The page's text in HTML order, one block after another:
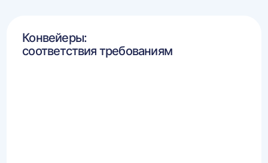
Конвейеры:
соответствия требованиям